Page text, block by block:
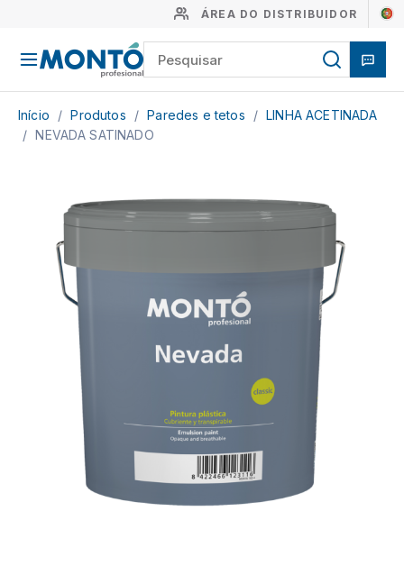
ÁREA DO DISTRIBUIDOR
Início / Produtos / Paredes e tetos / LINHA ACETINADA
/ NEVADA SATINADO